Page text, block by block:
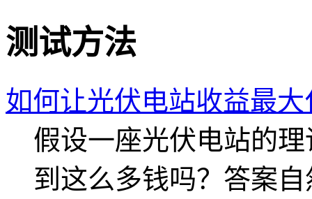
测试方法
如何让光伏电站收益最大
假设一座光伏电站的
到这么多钱吗？答案